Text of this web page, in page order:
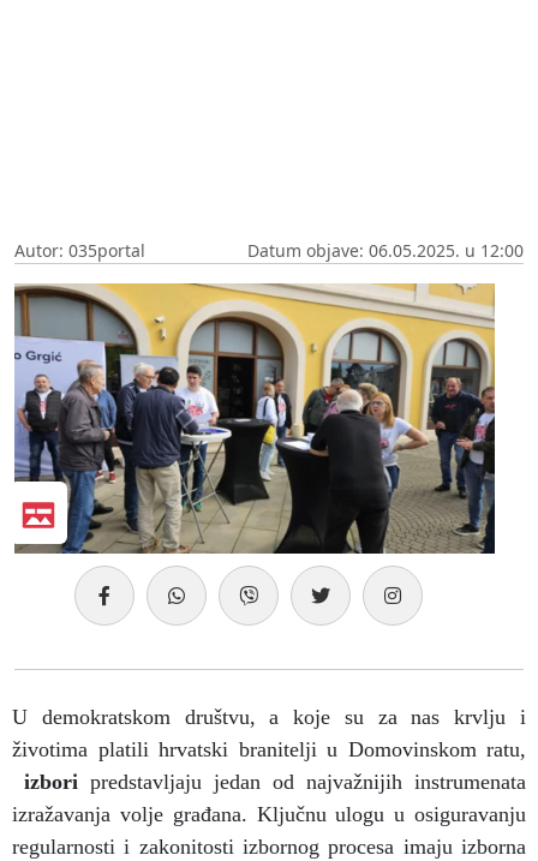
Autor: 035portal Datum objave: 06.05.2025. u 12:00
U demokratskom društvu, a koje su za nas krvlju i
životima platili hrvatski branitelji u Domovinskom ratu,
izbori predstavljaju jedan od najvažnijih instrumenata
izražavanja volje građana. Ključnu ulogu u osiguravanju
regularnosti i zakonitosti izbornog procesa imaju izborna